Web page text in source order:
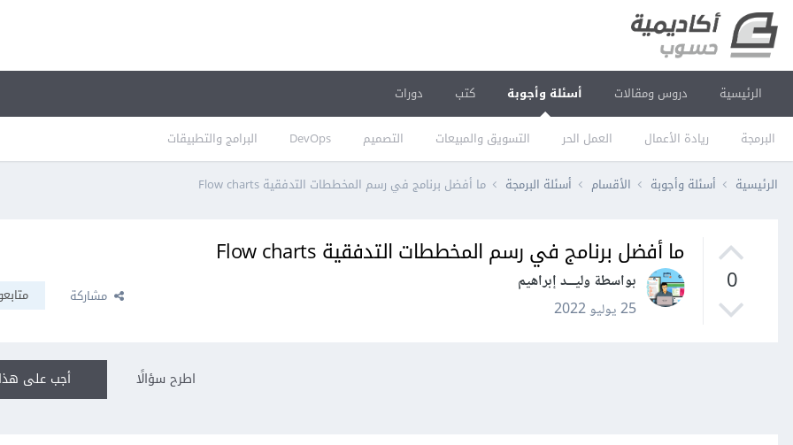
الرئيسية دروس ومقالات أسئلة وأجوبة
البرمجة ريادة الأعمال العمل الحر التسويق والمبيعات التصميم DevOps البرامج والتطبيقات
كتب دورات
الرئيسية أسئلة وأجوبة الأقسام أسئلة البرمجة ما أفضل برنامج في رسم المخططات التدفقية Flow charts
0
ما أفضل برنامج في رسم المخططات التدفقية Flow charts
بواسطة وليـــد إبراهيم
25 يوليو 2022
مشاركة
أجب على اطرح سؤالًا